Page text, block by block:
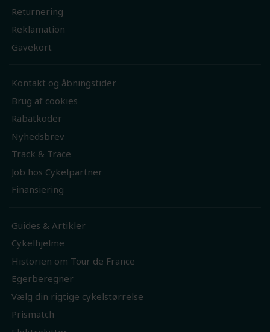
Returnering
Reklamation
Gavekort
Kontakt og åbningstider
Brug af cookies
Rabatkoder
Nyhedsbrev
Track & Trace
Job hos Cykelpartner
Finansiering
Guides & Artikler
Cykelhjelme
Historien om Tour de France
Egerberegner
Vælg din rigtige cykelstørrelse
Prismatch